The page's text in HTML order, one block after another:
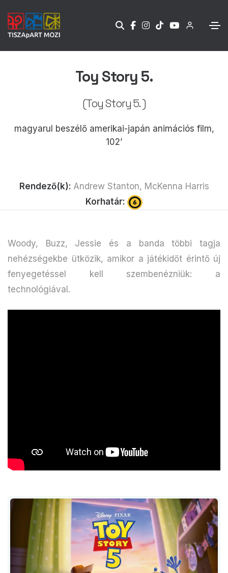
Toy Story 5.
(Toy Story 5. )
magyarul beszélő amerikai-japán animációs film,
102’
Rendező(k): Andrew Stanton, McKenna Harris
Korhatár:
Woody, Buzz, Jessie és a banda többi tagja
nehézségekbe ütközik, amikor a játékidőt érintő új
fenyegetéssel kell szembenézniük: a
technológiával.